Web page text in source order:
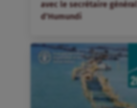
avec le secrétaire général
d’Humundi